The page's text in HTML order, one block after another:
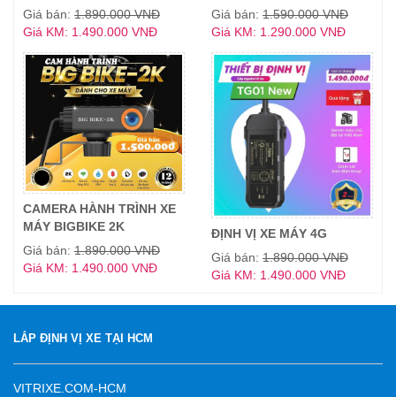
Giá bán: 1.890.000 VNĐ
Giá KM: 1.490.000 VNĐ
Giá bán: 1.590.000 VNĐ
Giá KM: 1.290.000 VNĐ
CAMERA HÀNH TRÌNH XE
MÁY BIGBIKE 2K
Giá bán: 1.890.000 VNĐ
Giá KM: 1.490.000 VNĐ
ĐỊNH VỊ XE MÁY 4G
Giá bán: 1.890.000 VNĐ
Giá KM: 1.490.000 VNĐ
LẮP ĐỊNH VỊ XE TẠI HCM
VITRIXE.COM-HCM